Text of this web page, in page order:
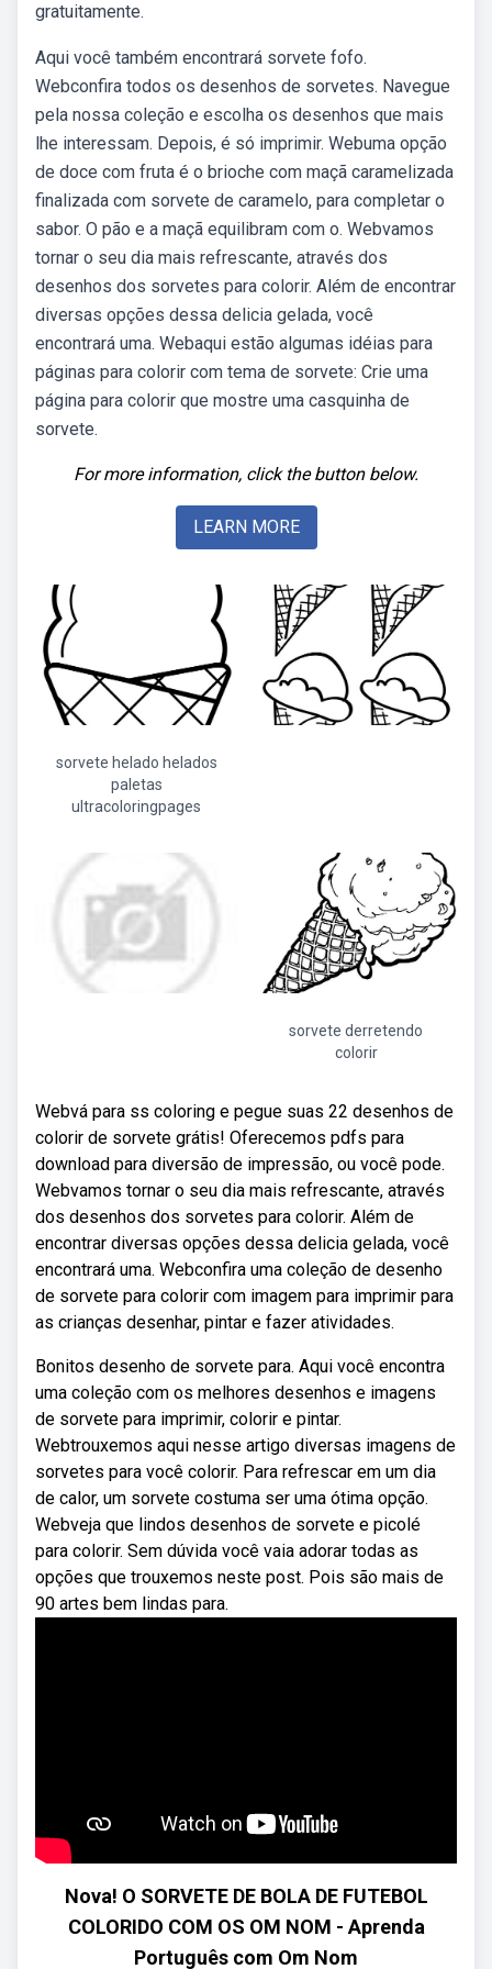
gratuitamente.
Aqui você também encontrará sorvete fofo.
Webconfira todos os desenhos de sorvetes. Navegue
pela nossa coleção e escolha os desenhos que mais
lhe interessam. Depois, é só imprimir. Webuma opção
de doce com fruta é o brioche com maçã caramelizada
finalizada com sorvete de caramelo, para completar o
sabor. O pão e a maçã equilibram com o. Webvamos
tornar o seu dia mais refrescante, através dos
desenhos dos sorvetes para colorir. Além de encontrar
diversas opções dessa delicia gelada, você
encontrará uma. Webaqui estão algumas idéias para
páginas para colorir com tema de sorvete: Crie uma
página para colorir que mostre uma casquinha de
sorvete.
For more information, click the button below.
LEARN MORE
sorvete helado helados
paletas
ultracoloringpages
sorvete derretendo
colorir
Webvá para ss coloring e pegue suas 22 desenhos de
colorir de sorvete grátis! Oferecemos pdfs para
download para diversão de impressão, ou você pode.
Webvamos tornar o seu dia mais refrescante, através
dos desenhos dos sorvetes para colorir. Além de
encontrar diversas opções dessa delicia gelada, você
encontrará uma. Webconfira uma coleção de desenho
de sorvete para colorir com imagem para imprimir para
as crianças desenhar, pintar e fazer atividades.
Bonitos desenho de sorvete para. Aqui você encontra
uma coleção com os melhores desenhos e imagens
de sorvete para imprimir, colorir e pintar.
Webtrouxemos aqui nesse artigo diversas imagens de
sorvetes para você colorir. Para refrescar em um dia
de calor, um sorvete costuma ser uma ótima opção.
Webveja que lindos desenhos de sorvete e picolé
para colorir. Sem dúvida você vaia adorar todas as
opções que trouxemos neste post. Pois são mais de
90 artes bem lindas para.
Nova! O SORVETE DE BOLA DE FUTEBOL
COLORIDO COM OS OM NOM - Aprenda
Português com Om Nom